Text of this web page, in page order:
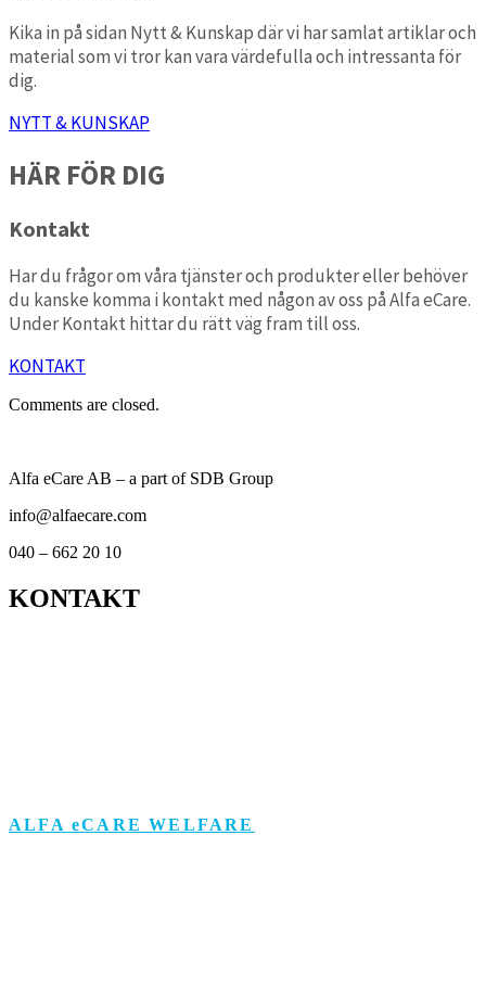
Kika in på sidan Nytt & Kunskap där vi har samlat artiklar och
material som vi tror kan vara värdefulla och intressanta för
dig.
NYTT & KUNSKAP
HÄR FÖR DIG
Kontakt
Har du frågor om våra tjänster och produkter eller behöver
du kanske komma i kontakt med någon av oss på Alfa eCare.
Under Kontakt hittar du rätt väg fram till oss.
KONTAKT
Comments are closed.
Alfa eCare AB – a part of SDB Group
info@alfaecare.com
040 – 662 20 10
KONTAKT
ALFA eCARE WELFARE